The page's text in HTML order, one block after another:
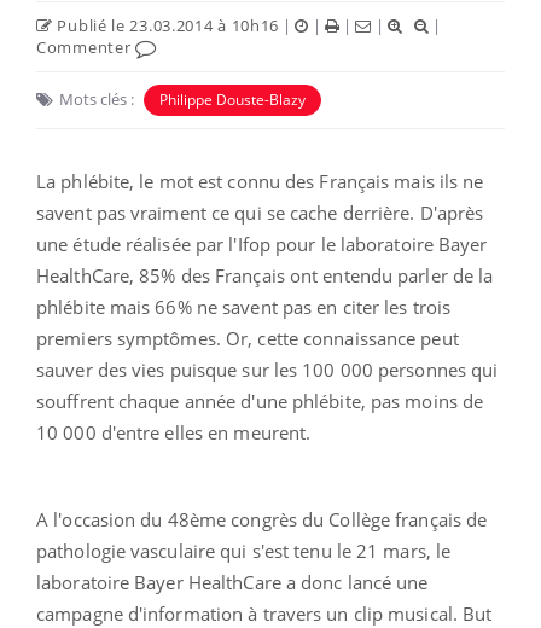
Publié le 23.03.2014 à 10h16 | | | |
|
Commenter
Mots clés : Philippe Douste-Blazy
La phlébite, le mot est connu des Français mais ils ne
savent pas vraiment ce qui se cache derrière. D'après
une étude réalisée par l'Ifop pour le laboratoire Bayer
HealthCare, 85% des Français ont entendu parler de la
phlébite mais 66% ne savent pas en citer les trois
premiers symptômes. Or, cette connaissance peut
sauver des vies puisque sur les 100 000 personnes qui
souffrent chaque année d'une phlébite, pas moins de
10 000 d'entre elles en meurent.
A l'occasion du 48ème congrès du Collège français de
pathologie vasculaire qui s'est tenu le 21 mars, le
laboratoire Bayer HealthCare a donc lancé une
campagne d'information à travers un clip musical. But